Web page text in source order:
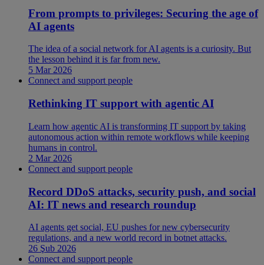
From prompts to privileges: Securing the age of
AI agents
The idea of a social network for AI agents is a curiosity. But
the lesson behind it is far from new.
5 Mar 2026
Connect and support people
Rethinking IT support with agentic AI
Learn how agentic AI is transforming IT support by taking
autonomous action within remote workflows while keeping
humans in control.
2 Mar 2026
Connect and support people
Record DDoS attacks, security push, and social
AI: IT news and research roundup
AI agents get social, EU pushes for new cybersecurity
regulations, and a new world record in botnet attacks.
26 Şub 2026
Connect and support people